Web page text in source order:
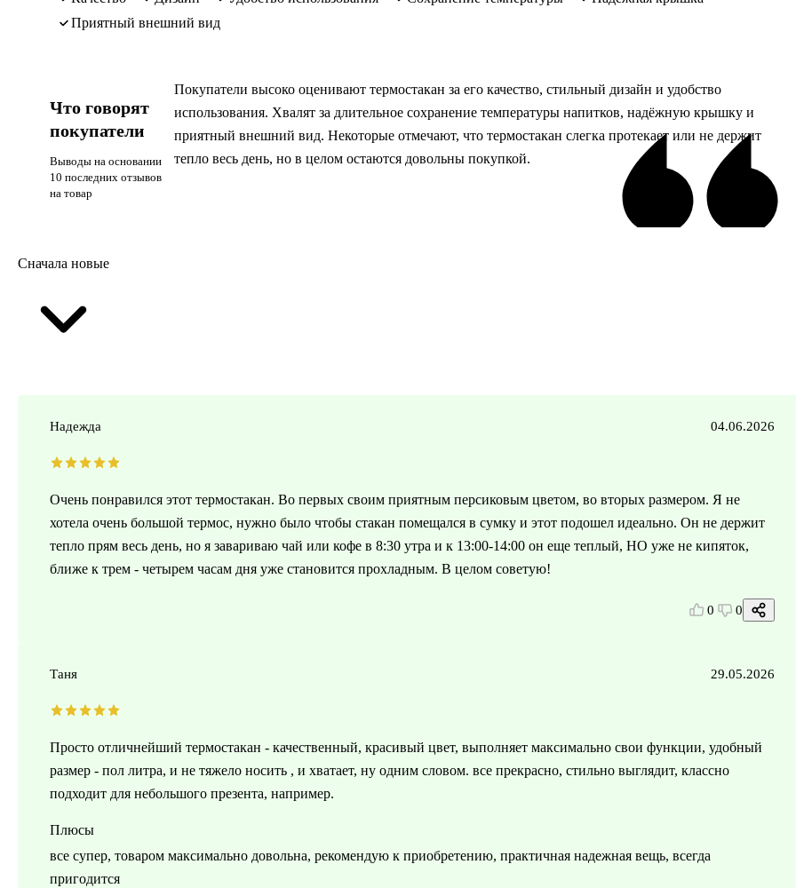
приятный внешний вид
Что говорят
покупатели
Выводы на основании
10 последних отзывов
на товар
Покупатели высоко оценивают термостакан за его качество, стильный дизайн и удобство
использования. Хвалят за длительное сохранение температуры напитков, надёжную крышку и
приятный внешний вид. Некоторые отмечают, что термостакан слегка протекает или не держит
тепло весь день, но в целом остаются довольны покупкой.
Сначала новые
Надежда 04.06.2026
Очень понравился этот термостакан. Во первых своим приятным персиковым цветом, во вторых размером. Я не
хотела очень большой термос, нужно было чтобы стакан помещался в сумку и этот подошел идеально. Он не держит
тепло прям весь день, но я завариваю чай или кофе в 8:30 утра и к 13:00-14:00 он еще теплый, НО уже не кипяток,
ближе к трем - четырем часам дня уже становится прохладным. В целом советую!
0 0
Таня 29.05.2026
Просто отличнейший термостакан - качественный, красивый цвет, выполняет максимально свои функции, удобный
размер - пол литра, и не тяжело носить , и хватает, ну одним словом. все прекрасно, стильно выглядит, классно
подходит для небольшого презента, например.
Плюсы
все супер, товаром максимально довольна, рекомендую к приобретению, практичная надежная вещь, всегда
пригодится